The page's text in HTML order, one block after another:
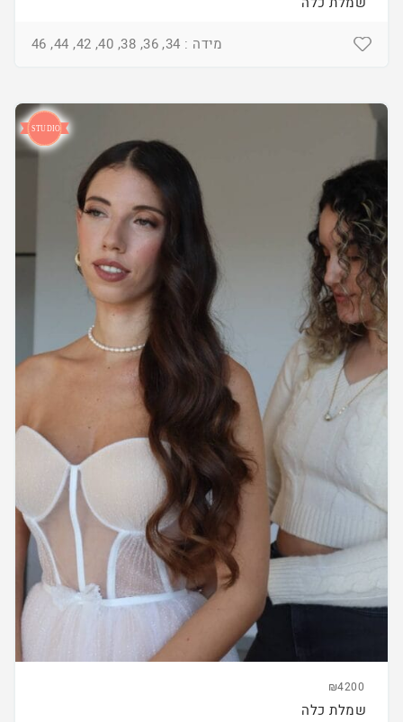
מידה : 34, 36, 38, 40, 42, 44, 46
₪4200
שמלת כלה